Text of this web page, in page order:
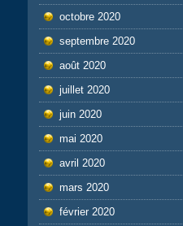
octobre 2020
septembre 2020
août 2020
juillet 2020
juin 2020
mai 2020
avril 2020
mars 2020
février 2020